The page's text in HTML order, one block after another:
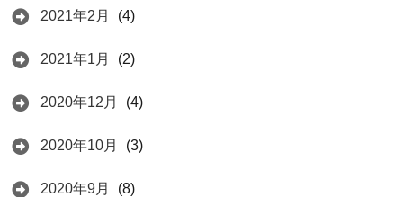
2021年2月 (4)
2021年1月 (2)
2020年12月 (4)
2020年10月 (3)
2020年9月 (8)